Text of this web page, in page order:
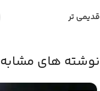
قدیمی تر
نوشته های مشابه